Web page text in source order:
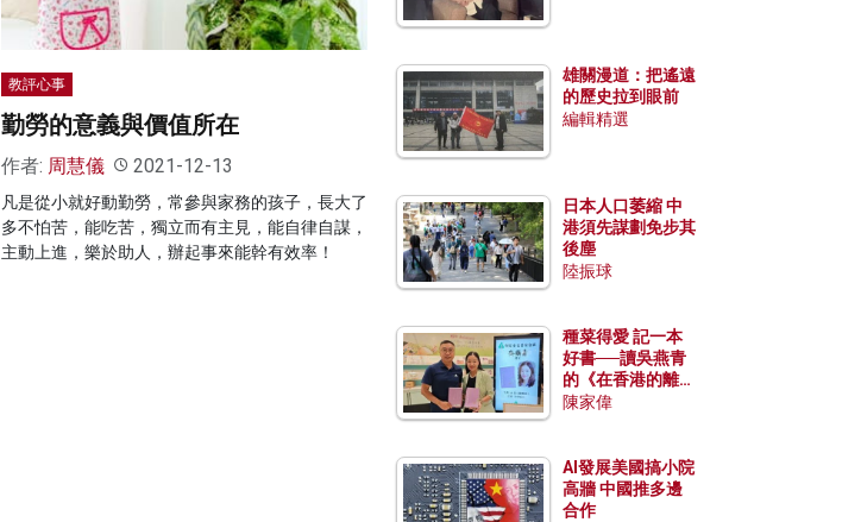
教評心事
勤勞的意義與價值所在
作者: 周慧儀 2021-12-13
凡是從小就好動勤勞，常參與家務的孩子，長大了
多不怕苦，能吃苦，獨立而有主見，能自律自謀，
主動上進，樂於助人，辦起事來能幹有效率！
雄關漫道：把遙遠
的歷史拉到眼前
編輯精選
日本人口萎縮 中
港須先謀劃免步其
後塵
陸振球
種菜得愛 記一本
好書──讀吳燕青
的《在香港的離島
種菜》
陳家偉
AI發展美國搞小院
高牆 中國推多邊
合作